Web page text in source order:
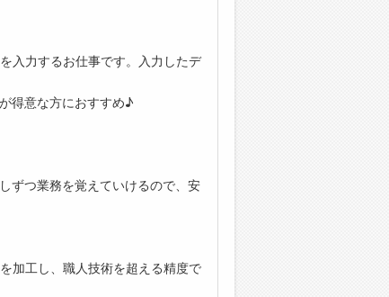
入力するお仕事です。入力したデ
得意な方におすすめ♪
ずつ業務を覚えていけるので、安
加工し、職人技術を超える精度で